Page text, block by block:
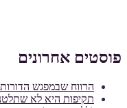
פוסטים אחרונים
הרווח שבמפגש הדורות
תקיפות היא לא